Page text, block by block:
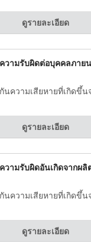
ดูรายละเอียด
วามรับผิดต่อบุคคลภาย
นความเสียหายที่เกิดขึ้น
ดูรายละเอียด
วามรับผิดอันเกิดจากผ
นความเสียหายที่เกิดขึ้น
ดูรายละเอียด